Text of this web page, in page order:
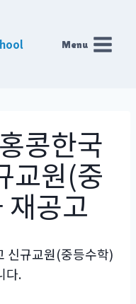
Menu
콩한국
교원(중
공고
신규교원(중등수학)
다.